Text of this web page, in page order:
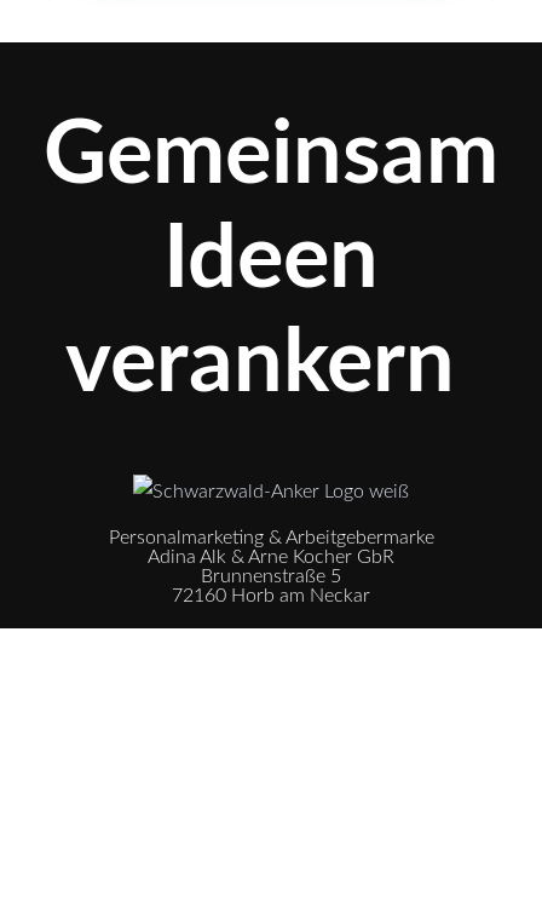
Gemeinsam
Ideen
verankern
Personalmarketing & Arbeitgebermarke
Adina Alk & Arne Kocher GbR
Brunnenstraße 5
72160 Horb am Neckar